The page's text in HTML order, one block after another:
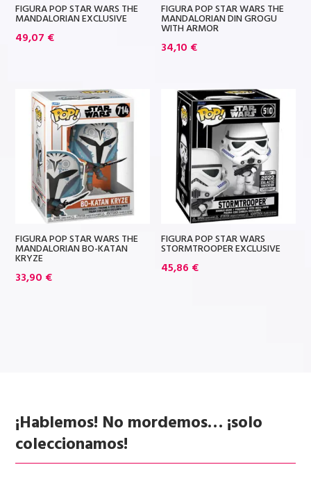
FIGURA POP STAR WARS THE
MANDALORIAN EXCLUSIVE
49,07 €
FIGURA POP STAR WARS THE
MANDALORIAN DIN GROGU
WITH ARMOR
34,10 €
FIGURA POP STAR WARS THE
MANDALORIAN BO-KATAN
KRYZE
33,90 €
FIGURA POP STAR WARS
STORMTROOPER EXCLUSIVE
45,86 €
¡Hablemos! No mordemos… ¡solo
coleccionamos!